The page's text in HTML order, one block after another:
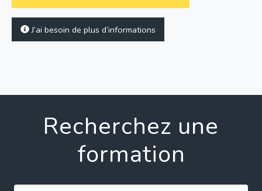
J’ai besoin de plus d’informations
Recherchez une
formation